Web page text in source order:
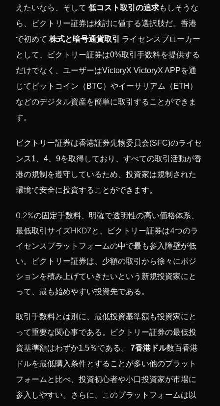
えたいなら、そして低コスト取引の追求もしそうな
ら、ビクトリー証券は検討に値する選択肢だ。香港
で初めて株式と暗号通貨取引
ライセンスブローカー
として、ビクトリー証券は0%取引手数料を提供する
だけでなく、ユーザーはVictoryX VictoryX APPを通
じてビットコイン（BTC）やイーサリアム（ETH）
などのデジタル資産を簡単に取引することができま
す。
ビクトリー証券は香港証券先物委員会(SFC)のライセ
ンス1、4、9を取得しており、すべての取引活動が香
港の規制を遵守しているため、投資家は規制された
環境で安全に投資することができます。
0.2%の固定手数料、明確で透明性の高い価格体系、
最低取引サイズHKD7と、ビクトリー証券は4つのラ
イセンスプラットフォームの中で最も参入障壁が低
い。ビクトリー証券は、少額の取引から徐々にポジ
ションを積み上げていきたいという新規投資家にと
って、最も始めやすい投資先である。
取引手数料とは別に、最低投資基準額も投資家にと
って重要な関心事である。
ビクトリー証券の最低投
資基準額はわずか1.5％である。
7香港ドル数百香港
ドルを最低購入条件とすることが多い他のプラット
フォームと比べ、投資初心者や小口投資家が市場に
参入しやすい。さらに、このプラットフォームは以